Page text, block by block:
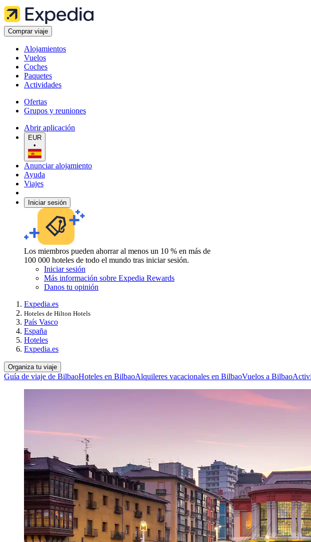
Comprar viaje
Alojamientos
Vuelos
Coches
Paquetes
Actividades
Ofertas
Grupos y reuniones
Abrir aplicación
EUR
•
Anunciar alojamiento
Ayuda
Viajes
Iniciar sesión
Los miembros pueden ahorrar al menos un 10 % en más de
100 000 hoteles de todo el mundo tras iniciar sesión.
Iniciar sesión
Más información sobre Expedia Rewards
Danos tu opinión
Expedia.es
Hoteles de Hilton Hotels
País Vasco
España
Hoteles
Expedia.es
Organiza tu viaje
Guía de viaje de BilbaoHoteles en BilbaoAlquileres vacacionales en BilbaoVuelos a Bilbao